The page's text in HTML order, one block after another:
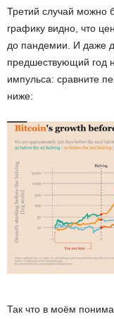
Третий случай можно
графику видно, что
до пандемии. И даже
предшествующий год
импульса: сравните
ниже:
Так что в моём